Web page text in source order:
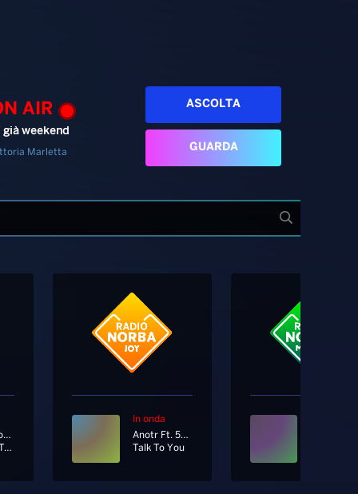
AIR
già weekend
Marletta
ASCOLTA
GUARDA
Benson Boone
Beautiful Things
In onda
Anotr Ft. 54 Ultra
Talk To You